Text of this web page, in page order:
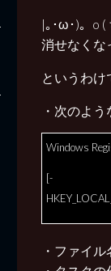
|｡･ω･)。o
消せなくな
というわ
・次のよ
Windows
[-
・ファイ